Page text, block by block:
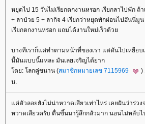
หยุดไป 15 วันไม่เรียกตกงานหรอก เรียกลาไปพัก ถ้
+ ลาป่วย 5 + ลากิจ 4 เรียกว่าหยุดพักผ่อนไปฮันนี่มู
เรียกตกงานหรอก แถมได้งานใหม่เร็วด้ว
บางทีเราก็แค่ทำตามหน้าที่ของเรา แต่ดันไปเหยียบ
นี้มันแบบนี้แหละ มันเลยเจริญได้ยาก
ดย: โลกคู่ขนาน (สมาชิกหมายเลข 7115969
)
น.
ค่ตัวลอยยังไม่น่าหวาดเสียวเท่าไหร่ เคยฝันว่าร่ว
หวาดเสียวครับ ตื่นขึ้นมารู้สึกกลัวมาก นอนไม่หลับ